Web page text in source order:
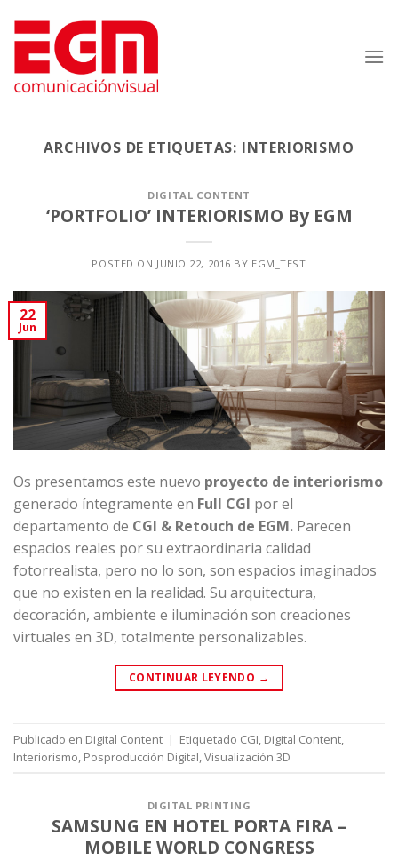
contenido
ARCHIVOS DE ETIQUETAS: INTERIORISMO
DIGITAL CONTENT
‘PORTFOLIO’ INTERIORISMO By EGM
POSTED ON JUNIO 22, 2016 BY EGM_TEST
22
Jun
Os presentamos este nuevo proyecto de interiorismo
generado íntegramente en Full CGI por el
departamento de CGI & Retouch de EGM. Parecen
espacios reales por su extraordinaria calidad
fotorrealista, pero no lo son, son espacios imaginados
que no existen en la realidad. Su arquitectura,
decoración, ambiente e iluminación son creaciones
virtuales en 3D, totalmente personalizables.
CONTINUAR LEYENDO →
Publicado en Digital Content | Etiquetado CGI Digital Content
Interiorismo Posproducción Digital Visualización 3D
DIGITAL PRINTING
SAMSUNG EN HOTEL PORTA FIRA –
MOBILE WORLD CONGRESS